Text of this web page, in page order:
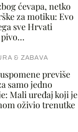
ćevapa, netko
za motiku: Evo
sve Hrvati
& ZABAVA
previše
samo jedno
Mali uređaj koji je
oživio trenutke